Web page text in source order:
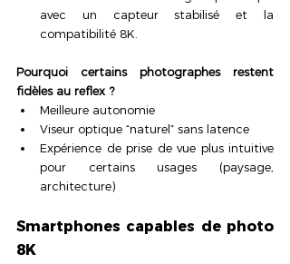
avec un capteur stabilisé et la
compatibilité 8K.
Pourquoi certains photographes restent
fidèles au reflex ?
Meilleure autonomie
Viseur optique “naturel” sans latence
Expérience de prise de vue plus intuitive
pour certains usages (paysage,
architecture)
Smartphones capables de photo
8K